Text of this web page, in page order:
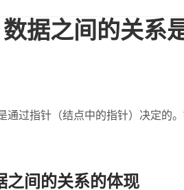
据之间的关系
过指针（结点中的指针）决定的
之间的关系的体现